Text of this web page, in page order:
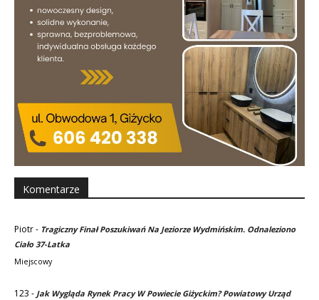
Komentarze
Piotr- Tragiczny Finał Poszukiwań Na Jeziorze Wydmińskim. Odnaleziono
Ciało 37-Latka
Miejscowy
123 - Jak Wygląda Rynek Pracy W Powiecie Giżyckim? Powiatowy Urząd